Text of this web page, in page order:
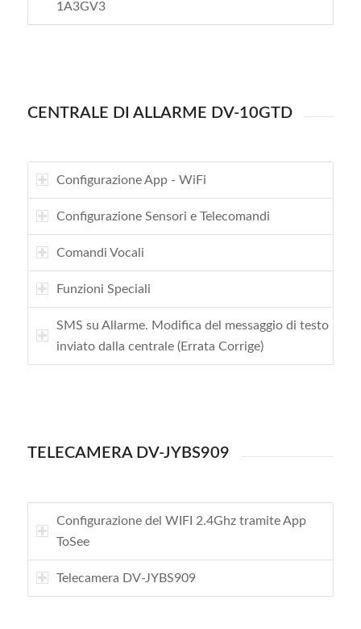
1A3GV3
CENTRALE DI ALLARME DV-10GTD
Configurazione App - WiFi
Configurazione Sensori e Telecomandi
Comandi Vocali
Funzioni Speciali
SMS su Allarme. Modifica del messaggio di testo
inviato dalla centrale (Errata Corrige)
TELECAMERA DV-JYBS909
Configurazione del WIFI 2.4Ghz tramite App
ToSee
Telecamera DV-JYBS909